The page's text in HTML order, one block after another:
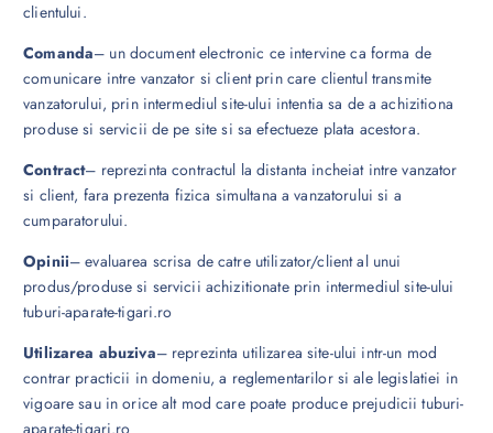
clientului.
Comanda– un document electronic ce intervine ca forma de
comunicare intre vanzator si client prin care clientul transmite
vanzatorului, prin intermediul site-ului intentia sa de a achizitiona
produse si servicii de pe site si sa efectueze plata acestora.
Contract– reprezinta contractul la distanta incheiat intre vanzator
si client, fara prezenta fizica simultana a vanzatorului si a
cumparatorului.
Opinii– evaluarea scrisa de catre utilizator/client al unui
produs/produse si servicii achizitionate prin intermediul site-ului
tuburi-aparate-tigari.ro
Utilizarea abuziva– reprezinta utilizarea site-ului intr-un mod
contrar practicii in domeniu, a reglementarilor si ale legislatiei in
vigoare sau in orice alt mod care poate produce prejudicii tuburi-